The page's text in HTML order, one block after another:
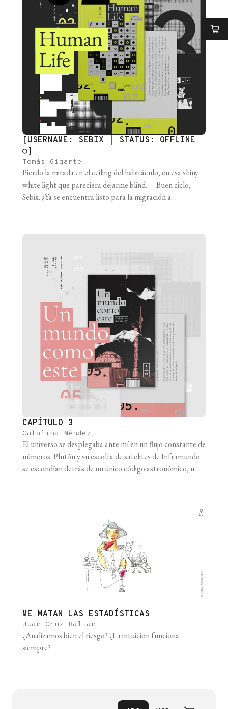
[USERNAME: SEBIX | STATUS: OFFLINE
○]
Tomás Gigante
Pierdo la mirada en el ceiling del habitáculo, en esa shiny
white light que pareciera dejarme blind. —Buen ciclo,
Sebix. ¿Ya se encuentra listo para la migración a
se cierra ante mis ojos. Los cierro y something [...]
CAPÍTULO 3
Catalina Méndez
El universo se desplegaba ante mí en un flujo constante de
números. Plutón y su escolta de satélites de Inframundo
se escondían detrás de un único código astronómico, una
ME MATAN LAS ESTADÍSTICAS
Juan Cruz Balian
¿Analizamos bien el riesgo? ¿La intuición funciona
siempre?